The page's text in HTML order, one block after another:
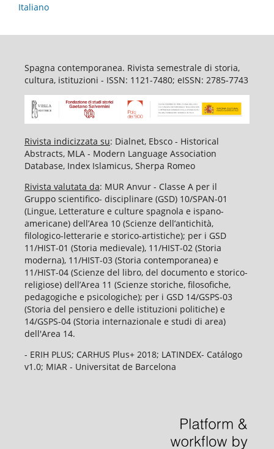
Italiano
Spagna contemporanea. Rivista semestrale di storia,
cultura, istituzioni - ISSN: 1121-7480; eISSN: 2785-7743
Rivista indicizzata su: Dialnet, Ebsco - Historical
Abstracts, MLA - Modern Language Association
Database, Index Islamicus, Sherpa Romeo
Rivista valutata da: MUR Anvur - Classe A per il
Gruppo scientifico- disciplinare (GSD) 10/SPAN-01
(Lingue, Letterature e culture spagnola e ispano-
americane) dell’Area 10 (Scienze dell’antichità,
filologico-letterarie e storico-artistiche); per i GSD
11/HIST-01 (Storia medievale), 11/HIST-02 (Storia
moderna), 11/HIST-03 (Storia contemporanea) e
11/HIST-04 (Scienze del libro, del documento e storico-
religiose) dell’Area 11 (Scienze storiche, filosofiche,
pedagogiche e psicologiche); per i GSD 14/GSPS-03
(Storia del pensiero e delle istituzioni politiche) e
14/GSPS-04 (Storia internazionale e studi di area)
dell'Area 14.
- ERIH PLUS; CARHUS Plus+ 2018; LATINDEX- Catálogo
v1.0; MIAR - Universitat de Barcelona